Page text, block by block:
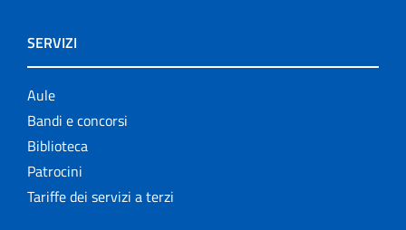
SERVIZI
Aule
Bandi e concorsi
Biblioteca
Patrocini
Tariffe dei servizi a terzi